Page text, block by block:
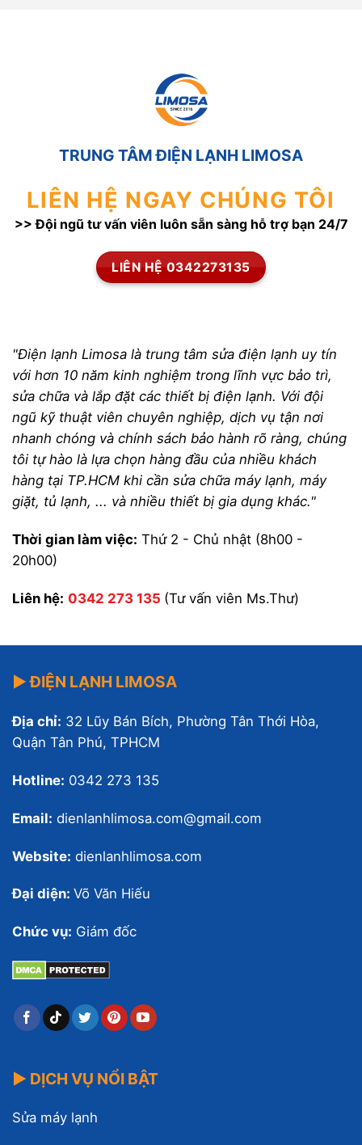
TRUNG TÂM ĐIỆN LẠNH LIMOSA
LIÊN HỆ NGAY CHÚNG TÔI
>> Đội ngũ tư vấn viên luôn sẵn sàng hỗ trợ bạn 24/7
LIÊN HỆ 0342273135
"Điện lạnh Limosa là trung tâm sửa điện lạnh uy tín
với hơn 10 năm kinh nghiệm trong lĩnh vực bảo trì,
sửa chữa và lắp đặt các thiết bị điện lạnh. Với đội
ngũ kỹ thuật viên chuyên nghiệp, dịch vụ tận nơi
nhanh chóng và chính sách bảo hành rõ ràng, chúng
tôi tự hào là lựa chọn hàng đầu của nhiều khách
hàng tại TP.HCM khi cần sửa chữa máy lạnh, máy
giặt, tủ lạnh, ... và nhiều thiết bị gia dụng khác."
Thời gian làm việc: Thứ 2 - Chủ nhật (8h00 -
20h00)
Liên hệ: 0342 273 135 (Tư vấn viên Ms.Thư)
▶ ĐIỆN LẠNH LIMOSA
Địa chỉ: 32 Lũy Bán Bích, Phường Tân Thới Hòa,
Quận Tân Phú, TPHCM
Hotline: 0342 273 135
Email: dienlanhlimosa.com@gmail.com
Website: dienlanhlimosa.com
Đại diện: Võ Văn Hiếu
Chức vụ: Giám đốc
▶ DỊCH VỤ NỔI BẬT
Sửa máy lạnh